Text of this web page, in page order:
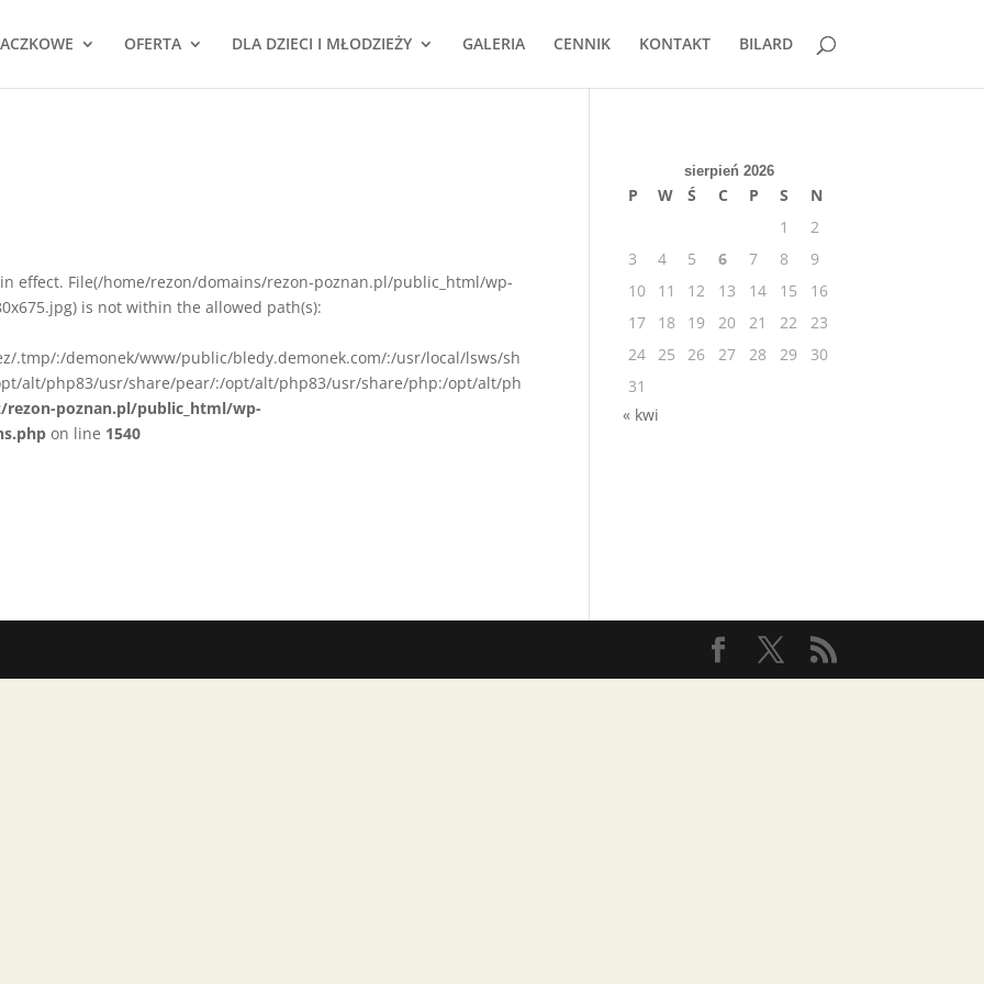
OFERTA DLA DZIECI I MŁODZIEŻY GALERIA CENNIK KONTAKT BILARD
effect. File(/home/rezon/domains/rezon-poznan.pl/public_html/wp-
is not within the allowed path(s):
.tmp/:/demonek/www/public/bledy.demonek.com/:/usr/local/lsws/sh
alt/php83/usr/share/pear/:/opt/alt/php83/usr/share/php:/opt/alt/ph
poznan.pl/public_html/wp-
on line 1540
sierpień 2026
P W Ś C P S
N
1
2
3
4 5 6 7 8
9
10
11 12 13 14 15
16
17
18 19 20 21 22
23
24 25 26 27 28 29
30
31
« kwi